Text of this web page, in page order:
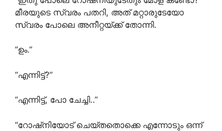
മീരയുടെ സ്വരം പതറി, അത് മറ്റാരുടേയോ
സ്വരം പോലെ അനീറ്റയ്ക്ക് തോന്നി.
“ഉം.”
“എന്നിട്ട്?”
“എന്നിട്ട്, പോ ചേച്ചി..”
“റോഷ്‌നിയോട് ചെയ്തതൊക്കെ എന്നോടും ഒന്ന്